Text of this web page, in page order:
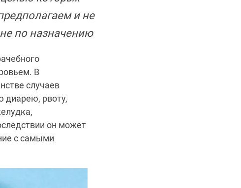
и не
по назначению
В
случаев
диарею, рвоту,
он может
с самыми